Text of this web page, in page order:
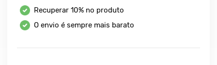
Recuperar 10% no produto
O envio é sempre mais barato